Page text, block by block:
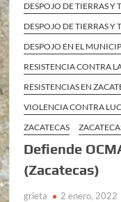
DESPOJO DE TIERRAS Y
DESPOJO DE TIERRAS Y
DESPOJO EN EL
RESISTENCIA CONTRA
RESISTENCIAS EN
VIOLENCIA CONTRA
ZACATECAS
Defiende
(Zacatecas)
grieta 2 enero, 2022